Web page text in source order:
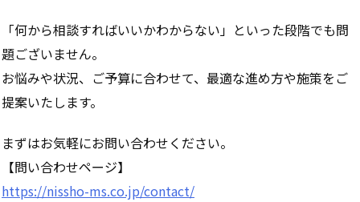
「何から相談すればいいかわからない」といった段階でも問
題ございません。
お悩みや状況、ご予算に合わせて、最適な進め方や施策をご
提案いたします。
まずはお気軽にお問い合わせください。
【問い合わせページ】
https://nissho-ms.co.jp/contact/